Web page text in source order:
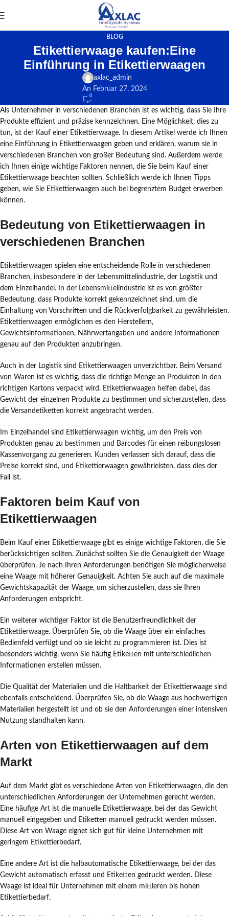
BLOG
Etikettierwaage kaufen:Eine
Einführung in Etikettierwaagen
axlac_admin
An Februar 27, 2024
0
Als Unternehmer in verschiedenen Branchen ist es wichtig, dass Sie Ihre
Produkte effizient und präzise kennzeichnen. Eine Möglichkeit, dies zu
tun, ist der Kauf einer Etikettierwaage. In diesem Artikel werde ich Ihnen
eine Einführung in Etikettierwaagen geben und erklären, warum sie in
verschiedenen Branchen von großer Bedeutung sind. Außerdem werde
ich Ihnen einige wichtige Faktoren nennen, die Sie beim Kauf einer
Etikettierwaage beachten sollten. Schließlich werde ich Ihnen Tipps
geben, wie Sie Etikettierwaagen auch bei begrenztem Budget erwerben
können.
Bedeutung von Etikettierwaagen in
verschiedenen Branchen
Etikettierwaagen spielen eine entscheidende Rolle in verschiedenen
Branchen, insbesondere in der Lebensmittelindustrie, der Logistik und
dem Einzelhandel. In der Lebensmittelindustrie ist es von größter
Bedeutung, dass Produkte korrekt gekennzeichnet sind, um die
Einhaltung von Vorschriften und die Rückverfolgbarkeit zu gewährleisten.
Etikettierwaagen ermöglichen es den Herstellern,
Gewichtsinformationen, Nährwertangaben und andere Informationen
genau auf den Produkten anzubringen.
Auch in der Logistik sind Etikettierwaagen unverzichtbar. Beim Versand
von Waren ist es wichtig, dass die richtige Menge an Produkten in den
richtigen Kartons verpackt wird. Etikettierwaagen helfen dabei, das
Gewicht der einzelnen Produkte zu bestimmen und sicherzustellen, dass
die Versandetiketten korrekt angebracht werden.
Im Einzelhandel sind Etikettierwaagen wichtig, um den Preis von
Produkten genau zu bestimmen und Barcodes für einen reibungslosen
Kassenvorgang zu generieren. Kunden verlassen sich darauf, dass die
Preise korrekt sind, und Etikettierwaagen gewährleisten, dass dies der
Fall ist.
Faktoren beim Kauf von
Etikettierwaagen
Beim Kauf einer Etikettierwaage gibt es einige wichtige Faktoren, die Sie
berücksichtigen sollten. Zunächst sollten Sie die Genauigkeit der Waage
überprüfen. Je nach Ihren Anforderungen benötigen Sie möglicherweise
eine Waage mit höherer Genauigkeit. Achten Sie auch auf die maximale
Gewichtskapazität der Waage, um sicherzustellen, dass sie Ihren
Anforderungen entspricht.
Ein weiterer wichtiger Faktor ist die Benutzerfreundlichkeit der
Etikettierwaage. Überprüfen Sie, ob die Waage über ein einfaches
Bedienfeld verfügt und ob sie leicht zu programmieren ist. Dies ist
besonders wichtig, wenn Sie häufig Etiketten mit unterschiedlichen
Informationen erstellen müssen.
Die Qualität der Materialien und die Haltbarkeit der Etikettierwaage sind
ebenfalls entscheidend. Überprüfen Sie, ob die Waage aus hochwertigen
Materialien hergestellt ist und ob sie den Anforderungen einer intensiven
Nutzung standhalten kann.
Arten von Etikettierwaagen auf dem
Markt
Auf dem Markt gibt es verschiedene Arten von Etikettierwaagen, die den
unterschiedlichen Anforderungen der Unternehmen gerecht werden.
Eine häufige Art ist die manuelle Etikettierwaage, bei der das Gewicht
manuell eingegeben und Etiketten manuell gedruckt werden müssen.
Diese Art von Waage eignet sich gut für kleine Unternehmen mit
geringem Etikettierbedarf.
Eine andere Art ist die halbautomatische Etikettierwaage, bei der das
Gewicht automatisch erfasst und Etiketten gedruckt werden. Diese
Waage ist ideal für Unternehmen mit einem mittleren bis hohen
Etikettierbedarf.